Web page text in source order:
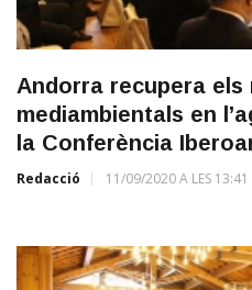
Andorra recupera els
mediambientals en
la Conferència
Redacció 11/09/2020 A LES 13:41